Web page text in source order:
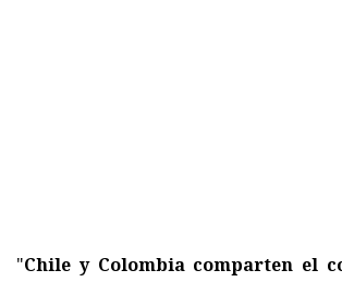
"Chile y Colombia comparten el